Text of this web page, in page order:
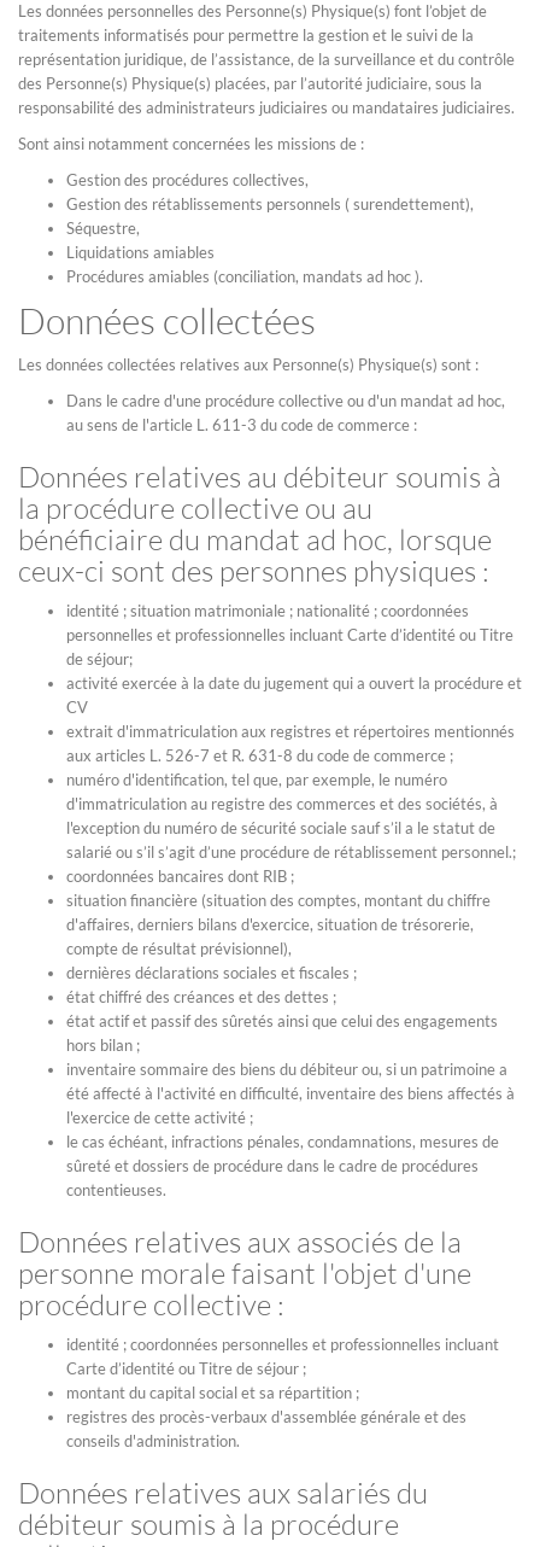
Les données personnelles des Personne(s) Physique(s) font l’objet de
traitements informatisés pour permettre la gestion et le suivi de la
représentation juridique, de l’assistance, de la surveillance et du contrôle
des Personne(s) Physique(s) placées, par l’autorité judiciaire, sous la
responsabilité des administrateurs judiciaires ou mandataires judiciaires.
Sont ainsi notamment concernées les missions de :
Gestion des procédures collectives,
Gestion des rétablissements personnels ( surendettement),
Séquestre,
Liquidations amiables
Procédures amiables (conciliation, mandats ad hoc ).
Données collectées
Les données collectées relatives aux Personne(s) Physique(s) sont :
Dans le cadre d'une procédure collective ou d'un mandat ad hoc,
au sens de l'article L. 611-3 du code de commerce :
Données relatives au débiteur soumis à
la procédure collective ou au
bénéficiaire du mandat ad hoc, lorsque
ceux-ci sont des personnes physiques :
identité ; situation matrimoniale ; nationalité ; coordonnées
personnelles et professionnelles incluant Carte d’identité ou Titre
de séjour;
activité exercée à la date du jugement qui a ouvert la procédure et
CV
extrait d'immatriculation aux registres et répertoires mentionnés
aux articles L. 526-7 et R. 631-8 du code de commerce ;
numéro d'identification, tel que, par exemple, le numéro
d'immatriculation au registre des commerces et des sociétés, à
l'exception du numéro de sécurité sociale sauf s’il a le statut de
salarié ou s’il s’agit d’une procédure de rétablissement personnel.;
coordonnées bancaires dont RIB ;
situation financière (situation des comptes, montant du chiffre
d'affaires, derniers bilans d'exercice, situation de trésorerie,
compte de résultat prévisionnel),
dernières déclarations sociales et fiscales ;
état chiffré des créances et des dettes ;
état actif et passif des sûretés ainsi que celui des engagements
hors bilan ;
inventaire sommaire des biens du débiteur ou, si un patrimoine a
été affecté à l'activité en difficulté, inventaire des biens affectés à
l'exercice de cette activité ;
le cas échéant, infractions pénales, condamnations, mesures de
sûreté et dossiers de procédure dans le cadre de procédures
contentieuses.
Données relatives aux associés de la
personne morale faisant l'objet d'une
procédure collective :
identité ; coordonnées personnelles et professionnelles incluant
Carte d’identité ou Titre de séjour ;
montant du capital social et sa répartition ;
registres des procès-verbaux d'assemblée générale et des
conseils d'administration.
Données relatives aux salariés du
débiteur soumis à la procédure